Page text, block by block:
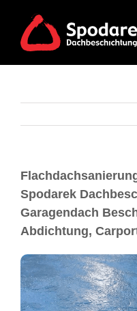
Spodarek
Garagendach
Abdichtung,